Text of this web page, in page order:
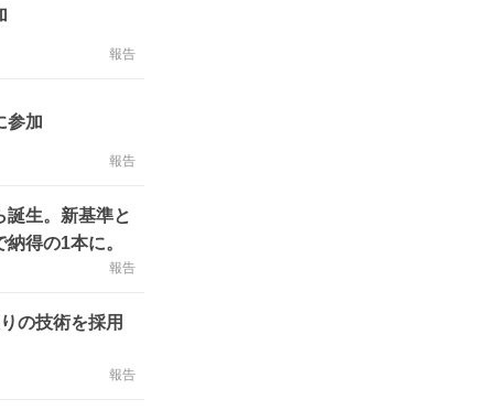
報告
参加
報告
誕生。新基準と
得の1本に。
報告
の技術を採用
報告